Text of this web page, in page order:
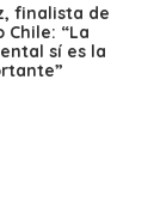
finalista de
Chile: “La
sí es la